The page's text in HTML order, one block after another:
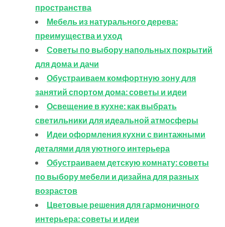
пространства
Мебель из натурального дерева:
преимущества и уход
Советы по выбору напольных покрытий
для дома и дачи
Обустраиваем комфортную зону для
занятий спортом дома: советы и идеи
Освещение в кухне: как выбрать
светильники для идеальной атмосферы
Идеи оформления кухни с винтажными
деталями для уютного интерьера
Обустраиваем детскую комнату: советы
по выбору мебели и дизайна для разных
возрастов
Цветовые решения для гармоничного
интерьера: советы и идеи